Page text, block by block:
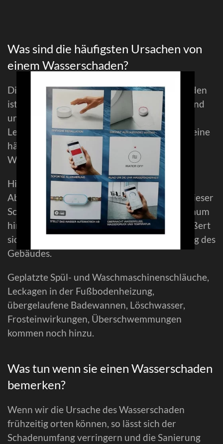
Was sind die häufigsten Ursachen von
einem Wasserschaden?
Die häufigste Ursache für einen Wasserschaden
ist der klassische Rohrbruch. Des weiteren sind
undicht gewordene Wasser- oder Heizungs-
Leitungen und Zu- oder Abwasserleitungen eine
häufige Ursache für den auftretenden
Wasserschaden.
Hinzu kommen Schäden in Folge von
Abdichtungsmängeln einer Gebäudehülle. Dieser
Schaden wirkt oft über einen längeren Zeitraum
hinweg auf die Gebäudesubstanz ein und äußert
sich letztendlich in dauerhafter Beschädigung des
Gebäudes.
Geplatzte Spül- und Waschmaschinenschläuche,
Leckagen in der Fußbodenheizung,
übergelaufene Badewannen, Löschwasser,
Frosteinwirkungen, Überschwemmungen
kommen noch hinzu.
Was tun wenn sie einen Wasserschaden
bemerken?
Wenn wir die Ursache des Wasserschaden
frühzeitig orten können, so lässt sich der
Schadenumfang verringern und die Sanierung